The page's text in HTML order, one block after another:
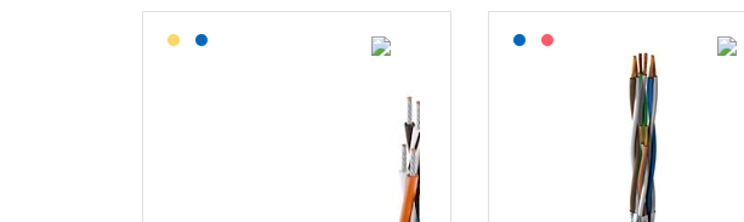
Lagerført: Grossist
Lagerført: NEK Kabel Lagerført: NEK Kabel